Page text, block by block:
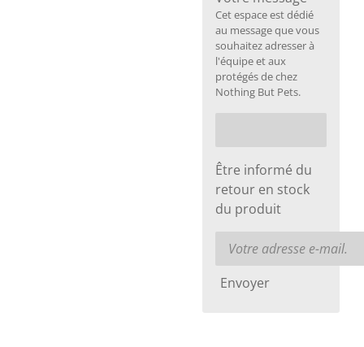
Cet espace est dédié
au message que vous
souhaitez adresser à
l'équipe et aux
protégés de chez
Nothing But Pets.
Être informé du
retour en stock
du produit
Envoyer